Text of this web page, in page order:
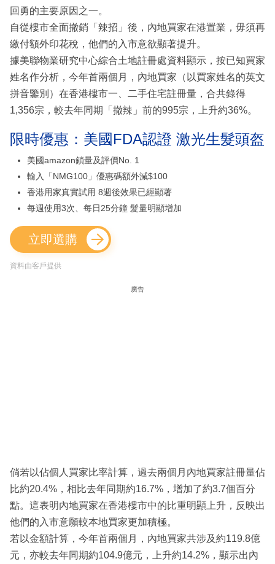
回勇的主要原因之一。
自從樓市全面撤銷「辣招」後，內地買家在港置業，毋須再
繳付額外印花稅，他們的入市意欲顯著提升。
據美聯物業研究中心綜合土地註冊處資料顯示，按已知買家
姓名作分析，今年首兩個月，內地買家（以買家姓名的英文
拼音鑒別）在香港樓市一、二手住宅註冊量，合共錄得
1,356宗，較去年同期「撤辣」前的995宗，上升約36%。
限時優惠：美國FDA認證 激光生髮頭盔
美國amazon鎖量及評價No. 1
輸入「NMG100」優惠碼額外減$100
香港用家真實試用 8週後效果已經顯著
每週使用3次、每日25分鐘 髮量明顯增加
立即選購
資料由客戶提供
廣告
倘若以佔個人買家比率計算，過去兩個月內地買家註冊量佔
比約20.4%，相比去年同期約16.7%，增加了約3.7個百分
點。這表明內地買家在香港樓市中的比重明顯上升，反映出
他們的入市意願較本地買家更加積極。
若以金額計算，今年首兩個月，內地買家共涉及約119.8億
元，亦較去年同期約104.9億元，上升約14.2%，顯示出內